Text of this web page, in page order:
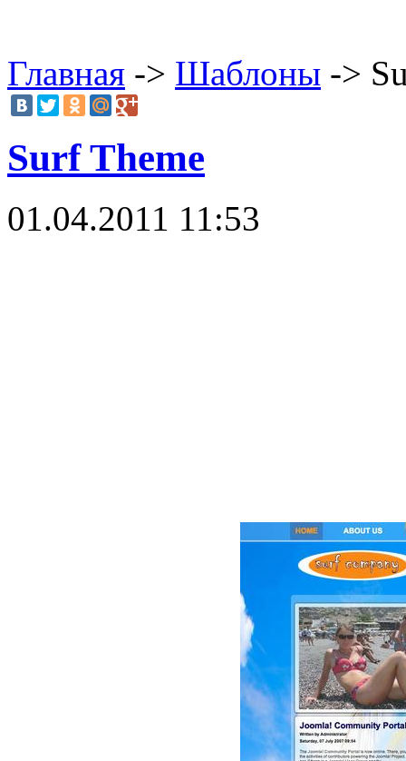
Главная -> Шаблоны ->
Surf Theme
01.04.2011 11:53